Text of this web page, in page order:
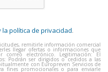
la política de privacidad.
remitirle información comercial
llegar ofertas o informaciones que
electrónico. Legitimación: El
Podrán ser dirigidos o cedidos a las
con Europreven Servicios de
fines promocionales o para enviarle